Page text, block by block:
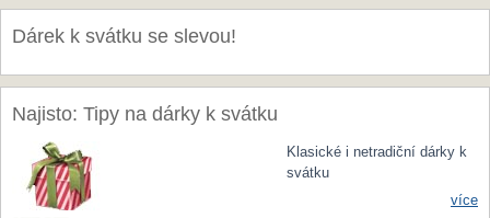
Dárek k svátku se slevou!
Najisto: Tipy na dárky k svátku
Klasické i netradiční dárky k
svátku
více